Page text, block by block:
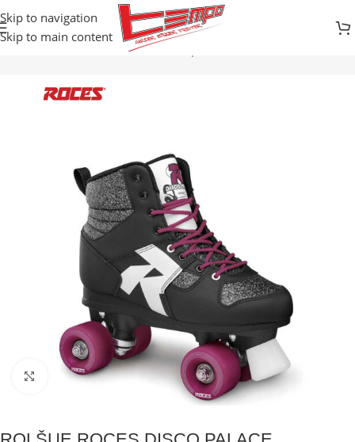
Skip to navigation
Skip to main content
Početna
Razonoda i sport
Kliknite za uvećanje